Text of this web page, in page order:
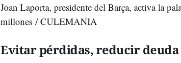
Joan Laporta, presidente del Barça, activa la
millones / CULEMANIA
Evitar pérdidas, reducir